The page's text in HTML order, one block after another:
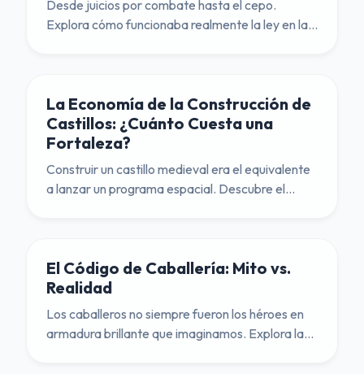
Desde juicios por combate hasta el cepo.
Explora cómo funcionaba realmente la ley en la
La Economía de la Construcción de
Castillos: ¿Cuánto Cuesta una
Fortaleza?
Construir un castillo medieval era el equivalente
a lanzar un programa espacial. Descubre el
El Código de Caballería: Mito vs.
Realidad
Los caballeros no siempre fueron los héroes en
armadura brillante que imaginamos. Explora la